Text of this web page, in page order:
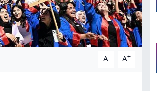
A- A+